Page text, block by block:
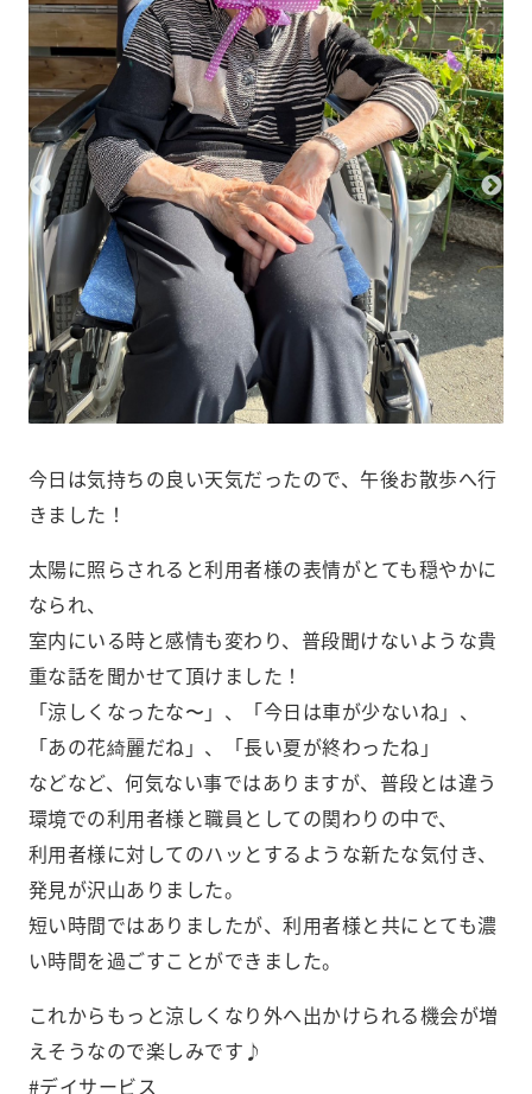
今日は気持ちの良い天気だったので、午後お散歩へ行
きました！
太陽に照らされると利用者様の表情がとても穏やかに
なられ、
室内にいる時と感情も変わり、普段聞けないような貴
重な話を聞かせて頂けました！
「涼しくなったな〜」、「今日は車が少ないね」、
「あの花綺麗だね」、「長い夏が終わったね」
などなど、何気ない事ではありますが、普段とは違う
環境での利用者様と職員としての関わりの中で、
利用者様に対してのハッとするような新たな気付き、
発見が沢山ありました。
短い時間ではありましたが、利用者様と共にとても濃
い時間を過ごすことができました。
これからもっと涼しくなり外へ出かけられる機会が増
えそうなので楽しみです♪
#デイサービス